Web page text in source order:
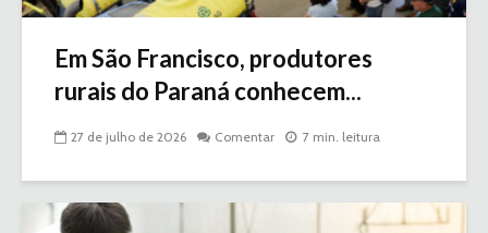
Em São Francisco, produtores
rurais do Paraná conhecem...
27 de julho de 2026 Comentar 7 min. leitura